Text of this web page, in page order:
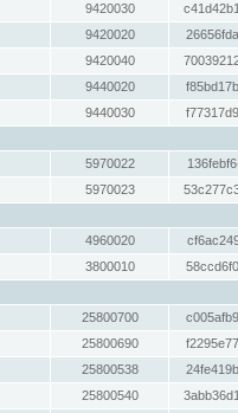
9420030
9420020
9420040
9440020
9440030
5970022
5970023
4960020
3800010
25800700
25800690
25800538
25800540